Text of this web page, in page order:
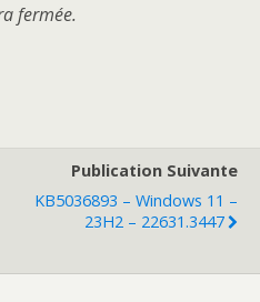
fermée.
Publication Suivante
KB5036893 – Windows 11 –
23H2 – 22631.3447